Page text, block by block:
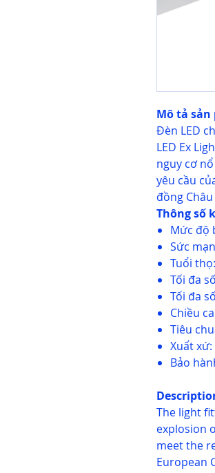
Mô tả sản
Đèn LED
LED Ex
nguy cơ
yêu cầu
đồng
Thông số
Mức độ
Sức
Tuổi
Tối đa
Tối đa
Chiều
Tiêu
Xuất xứ:
Bảo
The light
explosion
meet the
European